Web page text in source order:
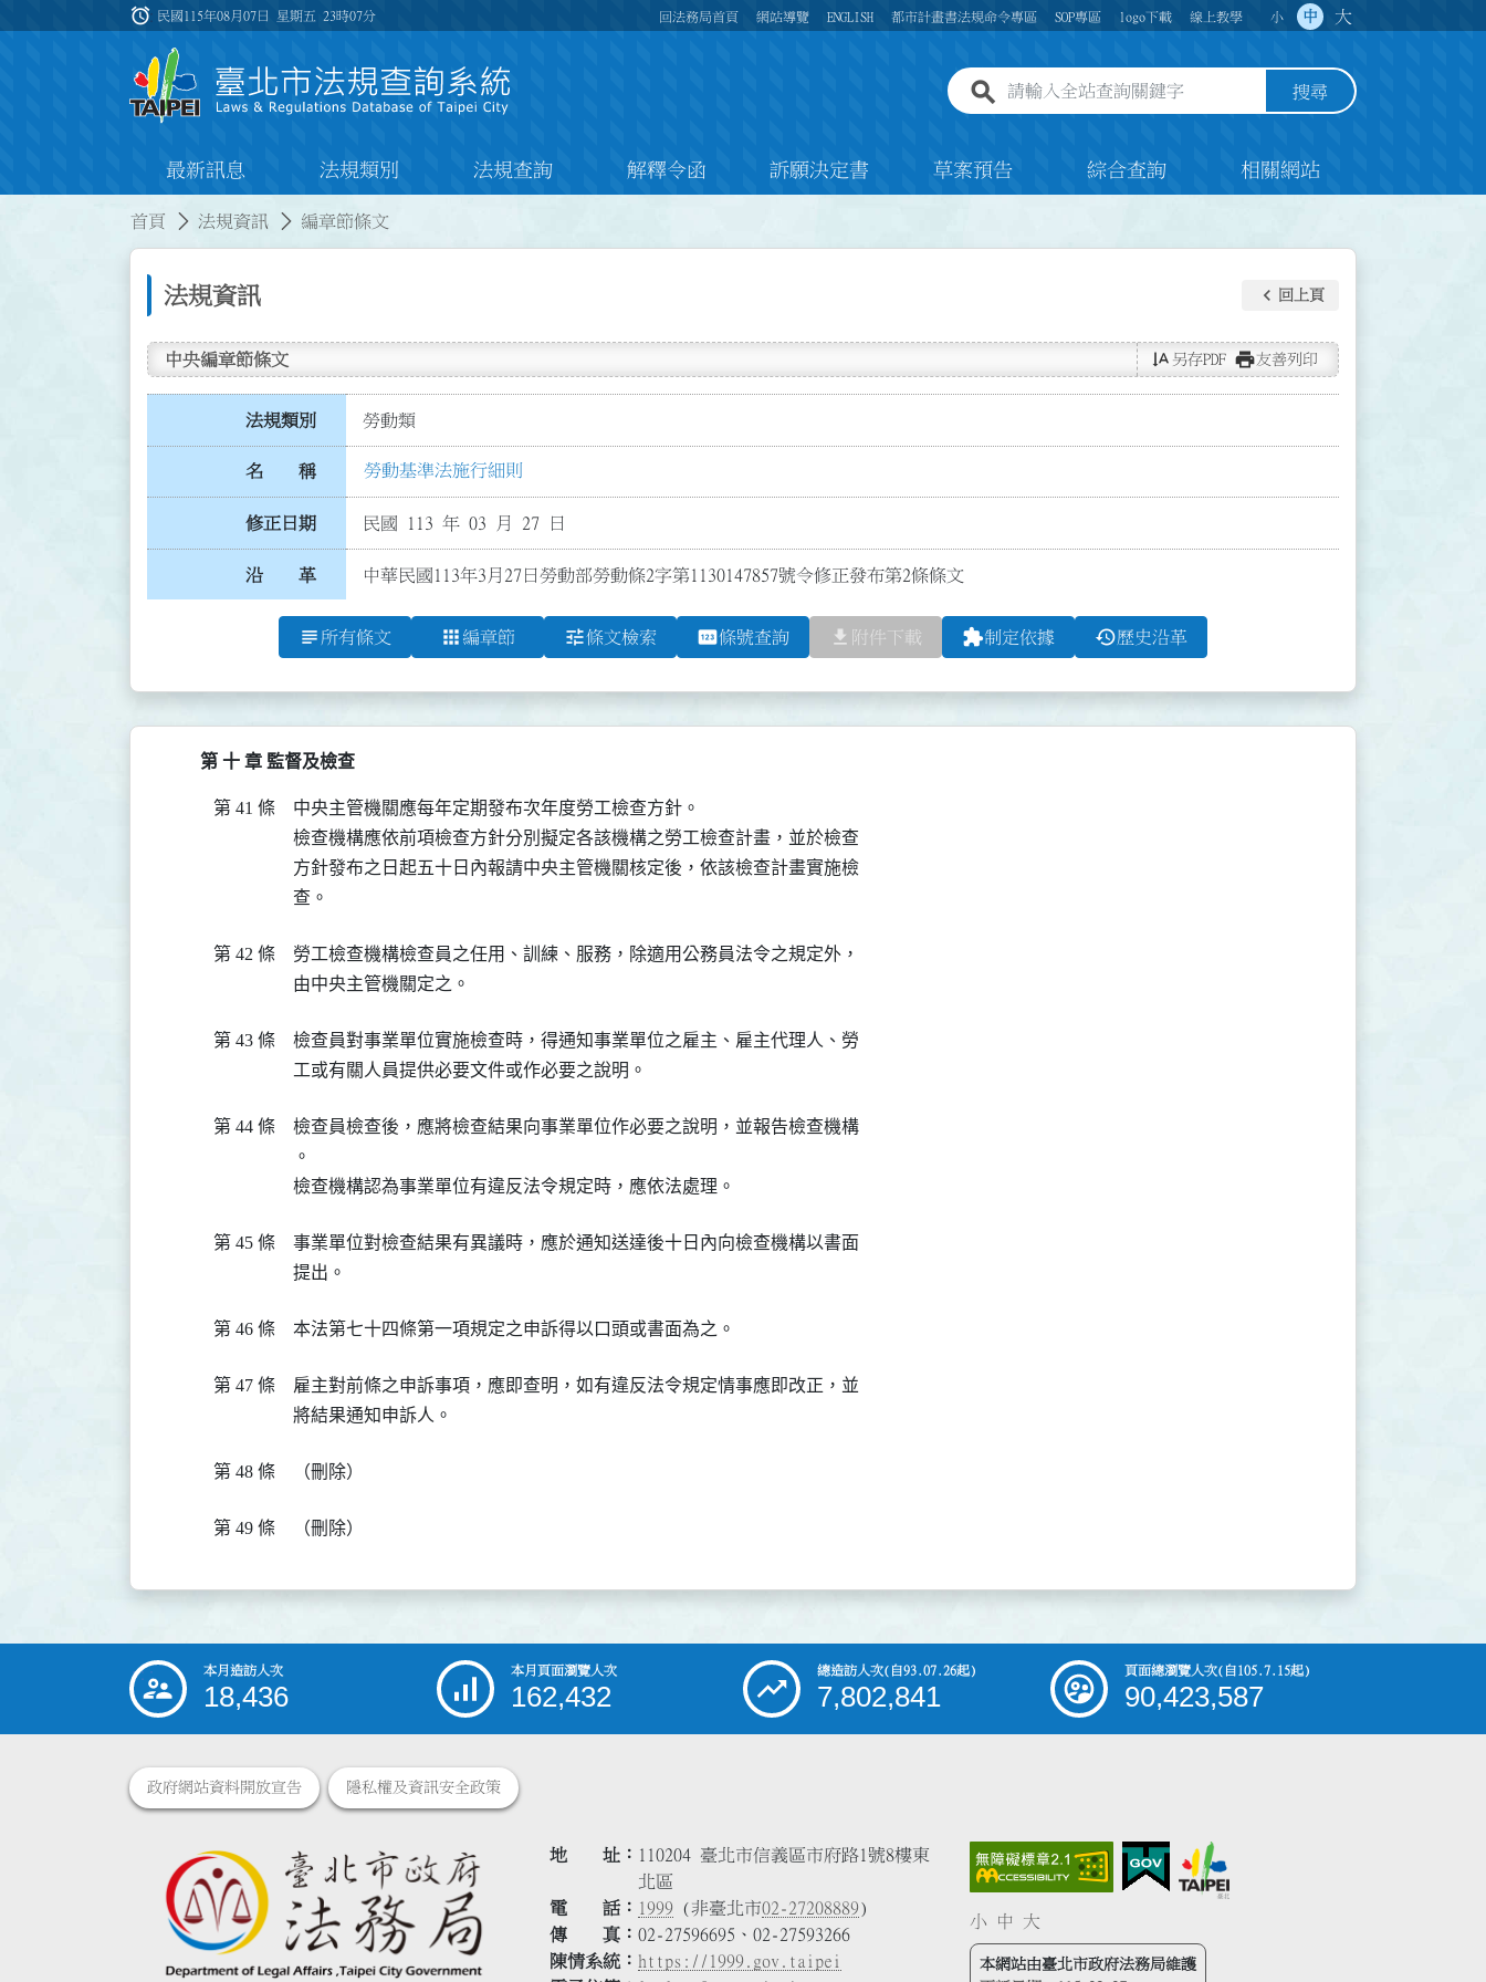
:::
alarm 民國115年08月07日 星期五23時07分 回法務局首頁 網站導覽 ENGLISH 都市計畫書法規命令專區 SOP專區 logo下載 線上教學 小 中 大
全站查詢關鍵字欄位 搜尋
最新訊息 法規類別 法規查詢 解釋令函 訴願決定書 草案預告 綜合查詢 相關網站
首頁 法規資訊 編章節條文
法規資訊 keyboard_arrow_left 回上頁
中央編章節條文 text_rotate_vertical 另存PDF print友善列印
法規類別 勞動類
名 稱 勞動基準法施行細則
修正日期 民國 113 年 03 月 27 日
沿 革 中華民國113年3月27日勞動部勞動條2字第1130147857號令修正發布第2條條文
subject 所有條文 apps 編章節 tune條文檢索 pin條號查詢 file_download 附件下載 extension制定依據 history歷史沿革
第 十 章 監督及檢查
第 41 條
中央主管機關應每年定期發布次年度勞工檢查方針。
檢查機構應依前項檢查方針分別擬定各該機構之勞工檢查計畫，並於檢查
方針發布之日起五十日內報請中央主管機關核定後，依該檢查計畫實施檢
查。
第 42 條
勞工檢查機構檢查員之任用、訓練、服務，除適用公務員法令之規定外，
由中央主管機關定之。
第 43 條
檢查員對事業單位實施檢查時，得通知事業單位之雇主、雇主代理人、勞
工或有關人員提供必要文件或作必要之說明。
第 44 條
檢查員檢查後，應將檢查結果向事業單位作必要之說明，並報告檢查機構
。
檢查機構認為事業單位有違反法令規定時，應依法處理。
第 45 條
事業單位對檢查結果有異議時，應於通知送達後十日內向檢查機構以書面
提出。
第 46 條 本法第七十四條第一項規定之申訴得以口頭或書面為之。
第 47 條
雇主對前條之申訴事項，應即查明，如有違反法令規定情事應即改正，並
將結果通知申訴人。
第 48 條 （刪除）
第 49 條 （刪除）
::: 本月造訪人次
18,436
本月頁面瀏覽人次
162,432
總造訪人次(自93.07.26起)
7,802,841
頁面總瀏覽人次(自105.7.15起)
90,423,587
政府網站資料開放宣告 隱私權及資訊安全政策
地 址
110204 臺北市信義區市府路1號8樓東
北區
電 話
1999 (非臺北市02-27208889)
傳 真
02-27596695、02-27593266
陳情系統
https://1999.gov.taipei
小 中 大
本網站由臺北市政府法務局維護